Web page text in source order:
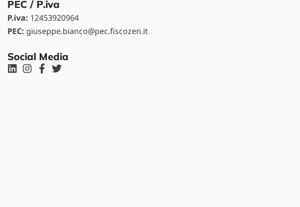
PEC / P.iva
P.iva: 12453920964
PEC: giuseppe.bianco@pec.fiscozen.it
Social Media